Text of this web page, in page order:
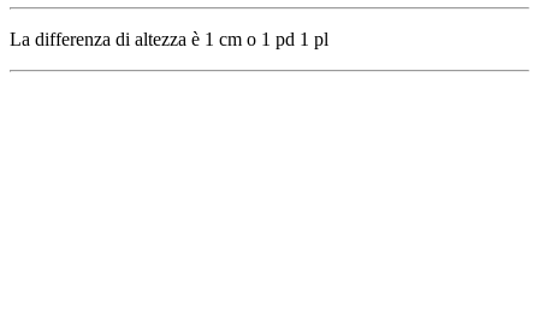
La differenza di altezza è 1 cm o 1 pd 1 pl